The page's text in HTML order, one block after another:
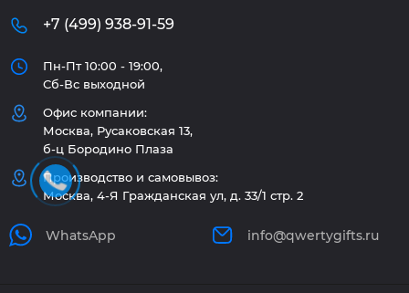
+7 (499) 938-91-59
Пн-Пт 10:00 - 19:00,
Сб-Вс выходной
Офис компании:
Москва, Русаковская 13,
б-ц Бородино Плаза
Производство и самовывоз:
Москва, 4-Я Гражданская ул, д. 33/1 стр. 2
WhatsApp info@qwertygifts.ru